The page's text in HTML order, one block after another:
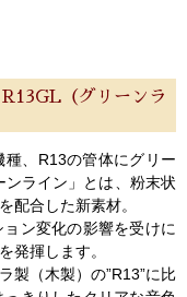
（グリーンラ
、R13の管体にグリー
ライン」とは、粉末状
配合した新素材。
ン変化の影響を受けに
発揮します。
製（木製）の”R13”に比